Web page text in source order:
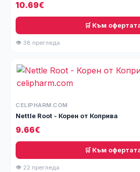
10.69€
🛒 Към
👁 38 прегледа
CELIPHARM.COM
Nettle Root - Корен от Коприва
9.66€
🛒 Към
👁 22 прегледа